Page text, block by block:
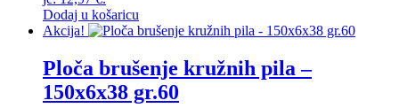
Dodaj u košaricu
Akcija!
Ploča brušenje kružnih pila –
150x6x38 gr.60